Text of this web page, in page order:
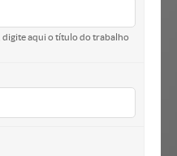
digite aqui o título do trabalho